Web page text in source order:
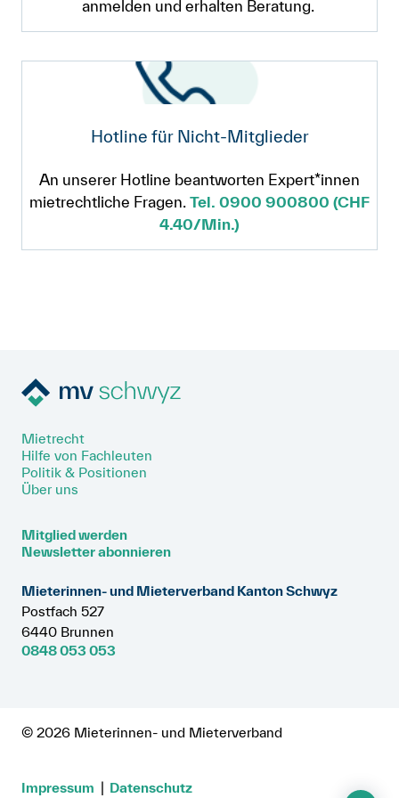
anmelden und erhalten Beratung.
Hotline für Nicht-Mitglieder
An unserer Hotline beantworten Expert*innen
mietrechtliche Fragen. Tel. 0900 900800 (CHF
4.40/Min.)
Mietrecht
Hilfe von Fachleuten
Politik & Positionen
Über uns
Mitglied werden
Newsletter abonnieren
Mieterinnen- und Mieterverband Kanton Schwyz
Postfach 527
6440 Brunnen
0848 053 053
© 2026 Mieterinnen- und Mieterverband
Impressum Datenschutz